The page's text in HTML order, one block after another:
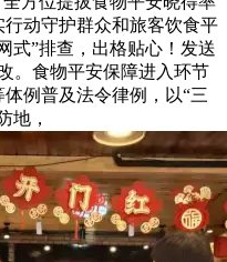
动守护群众和旅客饮食平
式”排查，出格贴心！发送
。食物平安保障进入环节
例普及法令律例，以“三
地，